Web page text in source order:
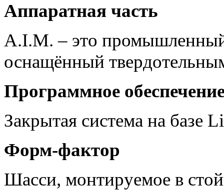
Аппаратная часть
A.I.M. – это
оснащённый
Программное
Закрытая система на базе
Форм-фактор
Шасси, монтируемое в